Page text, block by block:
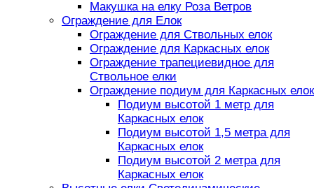
Макушка на елку Роза Ветров
Ограждение для Елок
Ограждение для Ствольных елок
Ограждение для Каркасных елок
Ограждение трапециевидное для
Ствольное елки
Ограждение подиум для Каркасных елок
Подиум высотой 1 метр для
Каркасных елок
Подиум высотой 1,5 метра для
Каркасных елок
Подиум высотой 2 метра для
Каркасных елок